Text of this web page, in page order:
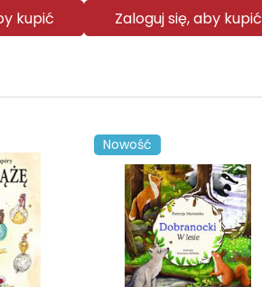
kupić Zaloguj się, aby kupić
Nowość